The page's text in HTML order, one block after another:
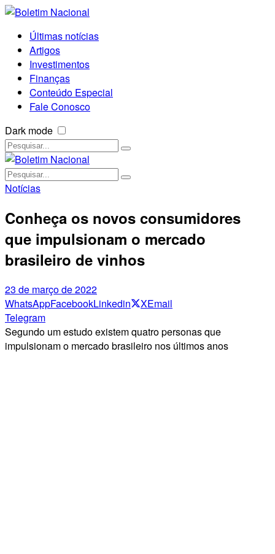
Últimas notícias
Artigos
Investimentos
Finanças
Conteúdo Especial
Fale Conosco
Dark mode
Notícias
Conheça os novos consumidores
que impulsionam o mercado
brasileiro de vinhos
23 de março de 2022
WhatsAppFacebookLinkedin XEmail
Telegram
Segundo um estudo existem quatro personas que
impulsionam o mercado brasileiro nos últimos anos